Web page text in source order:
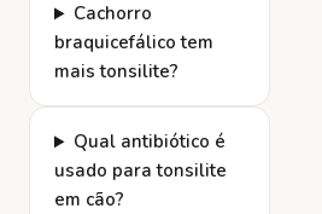
Cachorro
braquicefálico tem
mais tonsilite?
Qual antibiótico é
usado para tonsilite
em cão?